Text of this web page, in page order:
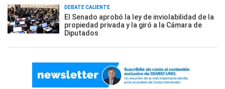
DEBATE CALIENTE
El Senado aprobó la ley de inviolabilidad de la
propiedad privada y la giró a la Cámara de
Diputados